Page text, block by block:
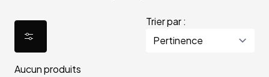
Trier par :
Aucun produits